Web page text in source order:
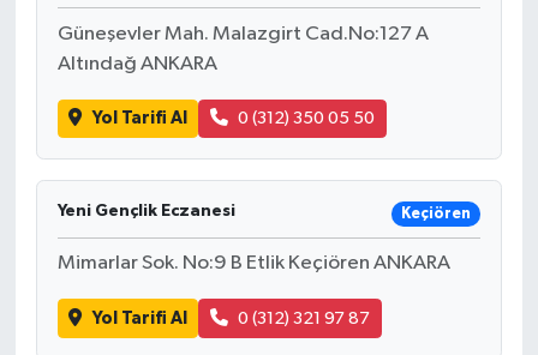
Güneşevler Mah. Malazgirt Cad.No:127 A
Altındağ ANKARA
Yol Tarifi Al 0 (312) 350 05 50
Yeni Gençlik Eczanesi Keçiören
Mimarlar Sok. No:9 B Etlik Keçiören ANKARA
Yol Tarifi Al 0 (312) 321 97 87